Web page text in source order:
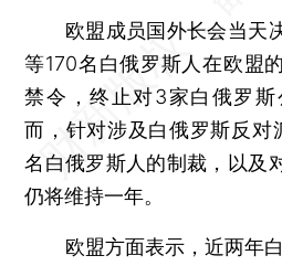
欧盟成员国外长会当天
等170名白俄罗斯人在欧盟
禁令，终止对3家白俄罗
而，针对涉及白俄罗斯反对
名白俄罗斯人的制裁，以及
仍将维持一年。
欧盟方面表示，近两年白